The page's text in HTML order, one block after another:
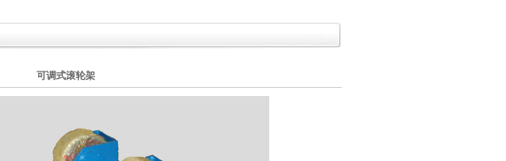
可调式滚轮架